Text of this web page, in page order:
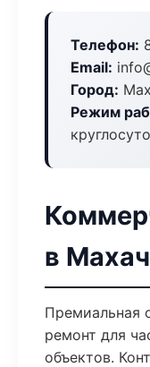
Телефон:
Email:
Город:
Режим
в
Премиальная
ремонт для
объектов.